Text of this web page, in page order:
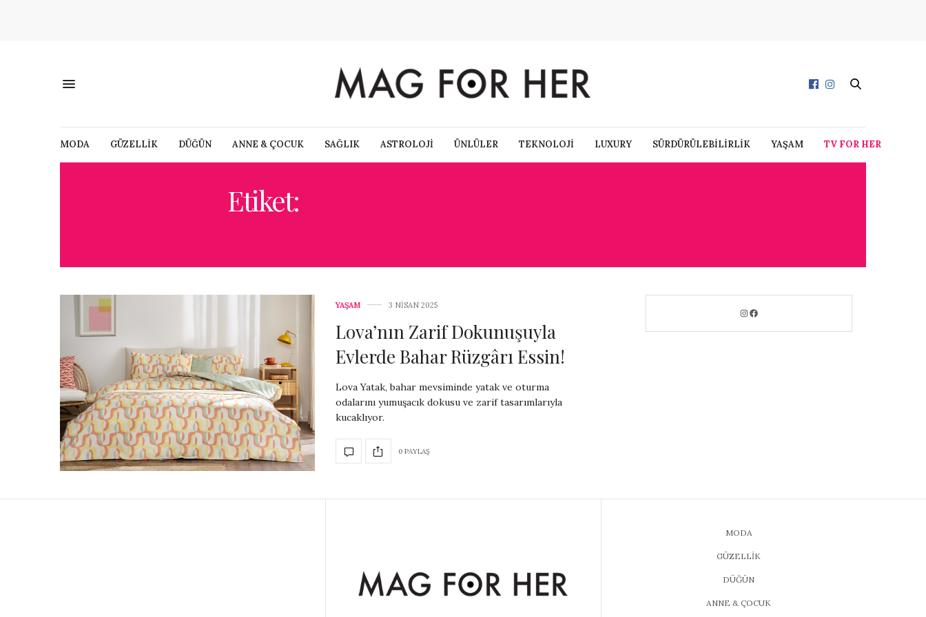
MODA GÜZELLİK DÜĞÜN ANNE & ÇOCUK SAĞLIK ASTROLOJİ ÜNLÜLER TEKNOLOJİ LUXURY SÜRDÜRÜLEBİLİRLİK YAŞAM TV FOR HER
Etiket:
YAŞAM 3 NISAN 2025
Lova’nın Zarif Dokunuşuyla
Evlerde Bahar Rüzgârı Essin!
Lova Yatak, bahar mevsiminde yatak ve oturma
odalarını yumuşacık dokusu ve zarif tasarımlarıyla
kucaklıyor.
0 PAYLAŞ
MODA
GÜZELLİK
DÜĞÜN
ANNE & ÇOCUK